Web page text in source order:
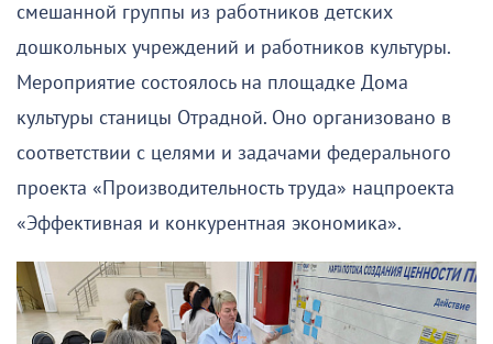
смешанной группы из работников детских
дошкольных учреждений и работников культуры.
Мероприятие состоялось на площадке Дома
культуры станицы Отрадной. Оно организовано в
соответствии с целями и задачами федерального
проекта «Производительность труда» нацпроекта
«Эффективная и конкурентная экономика».